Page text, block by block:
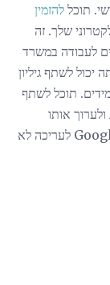
להזמין
שלך. זה
לעבודה במשרד
לשתף גיליון
תוכל לשתף
אותו
במספר מחשבים. הקבצים זמינים גם ב- Google Drive לעריכה לא